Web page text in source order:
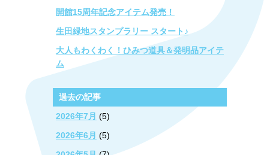
開館15周年記念アイテム発売！
生田緑地スタンプラリー スタート♪
大人もわくわく！ひみつ道具＆発明品アイテ
ム
過去の記事
2026年7月 (5)
2026年6月 (5)